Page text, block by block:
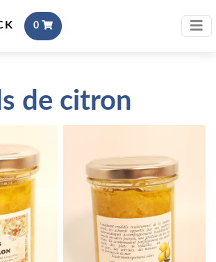
0
de citron